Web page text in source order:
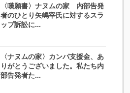
〈嘆願書〉ナヌムの家 内部告発
者のひとり矢嶋宰氏に対するスラ
ップ訴訟に...
〈ナヌムの家〉カンパ支援金、あ
りがとうございました。私たち内
部告発者た...